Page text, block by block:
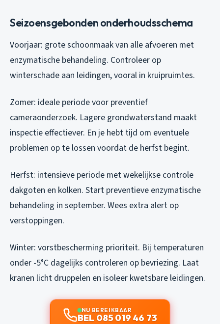
Seizoensgebonden onderhoudsschema
Voorjaar: grote schoonmaak van alle afvoeren met
enzymatische behandeling. Controleer op
winterschade aan leidingen, vooral in kruipruimtes.
Zomer: ideale periode voor preventief
cameraonderzoek. Lagere grondwaterstand maakt
inspectie effectiever. En je hebt tijd om eventuele
problemen op te lossen voordat de herfst begint.
Herfst: intensieve periode met wekelijkse controle
dakgoten en kolken. Start preventieve enzymatische
behandeling in september. Wees extra alert op
verstoppingen.
Winter: vorstbescherming prioriteit. Bij temperaturen
onder -5°C dagelijks controleren op bevriezing. Laat
kranen licht druppelen en isoleer kwetsbare leidingen.
NU BEREIKBAAR
BEL 085 019 46 73